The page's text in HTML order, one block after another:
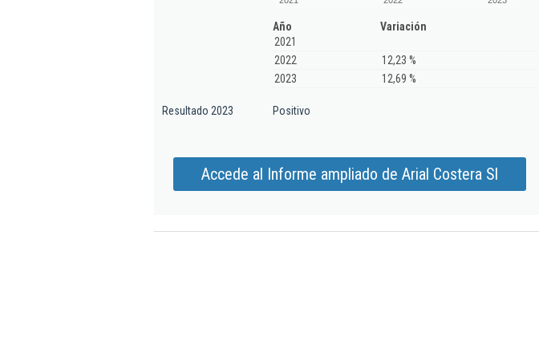
Año
Variación
2021
2022
12,23 %
2023
12,69 %
Resultado 2023 Positivo
Accede al Informe ampliado de Arial Costera Sl